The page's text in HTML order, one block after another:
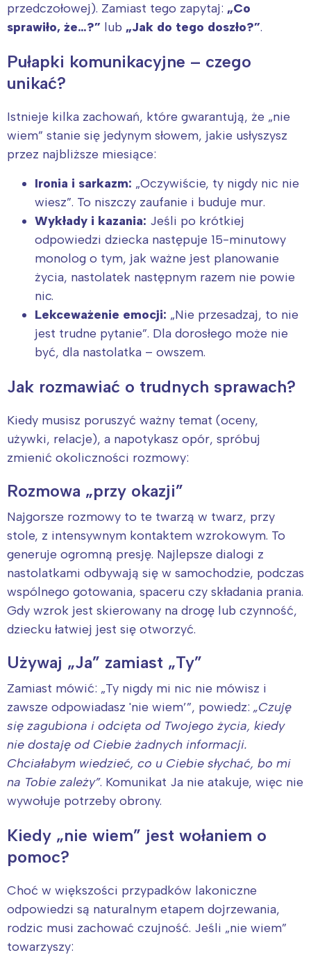
przedczołowej). Zamiast tego zapytaj: „Co
sprawiło, że…?” lub „Jak do tego doszło?”.
Pułapki komunikacyjne – czego
unikać?
Istnieje kilka zachowań, które gwarantują, że „nie
wiem” stanie się jedynym słowem, jakie usłyszysz
przez najbliższe miesiące:
Ironia i sarkazm: „Oczywiście, ty nigdy nic nie
wiesz”. To niszczy zaufanie i buduje mur.
Wykłady i kazania: Jeśli po krótkiej
odpowiedzi dziecka następuje 15-minutowy
monolog o tym, jak ważne jest planowanie
życia, nastolatek następnym razem nie powie
nic.
Lekceważenie emocji: „Nie przesadzaj, to nie
jest trudne pytanie”. Dla dorosłego może nie
być, dla nastolatka – owszem.
Jak rozmawiać o trudnych sprawach?
Kiedy musisz poruszyć ważny temat (oceny,
używki, relacje), a napotykasz opór, spróbuj
zmienić okoliczności rozmowy:
Rozmowa „przy okazji”
Najgorsze rozmowy to te twarzą w twarz, przy
stole, z intensywnym kontaktem wzrokowym. To
generuje ogromną presję. Najlepsze dialogi z
nastolatkami odbywają się w samochodzie, podczas
wspólnego gotowania, spaceru czy składania prania.
Gdy wzrok jest skierowany na drogę lub czynność,
dziecku łatwiej jest się otworzyć.
Używaj „Ja” zamiast „Ty”
Zamiast mówić: „Ty nigdy mi nic nie mówisz i
zawsze odpowiadasz 'nie wiem’”, powiedz: „Czuję
się zagubiona i odcięta od Twojego życia, kiedy
nie dostaję od Ciebie żadnych informacji.
Chciałabym wiedzieć, co u Ciebie słychać, bo mi
na Tobie zależy”. Komunikat Ja nie atakuje, więc nie
wywołuje potrzeby obrony.
Kiedy „nie wiem” jest wołaniem o
pomoc?
Choć w większości przypadków lakoniczne
odpowiedzi są naturalnym etapem dojrzewania,
rodzic musi zachować czujność. Jeśli „nie wiem”
towarzyszy:
Interesują mnie wydarzenia z
tego regionu:
Łódź
Trójmiasto
Poznań
Wrocław
Śląsk
Kraków
Północ
Wszystkie